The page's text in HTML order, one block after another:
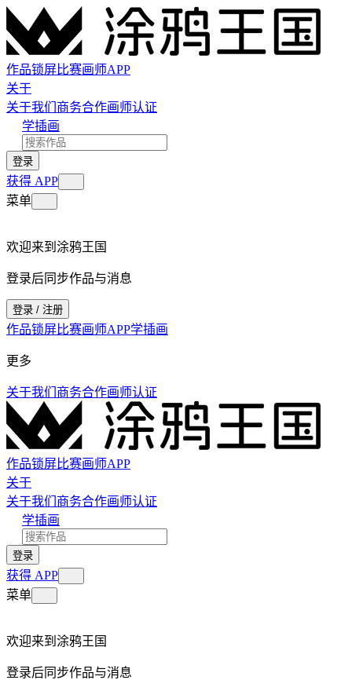
作品锁屏比赛画师APP
关于
关于我们 商务合作画师认证
学插画
登录
获得 APP
菜单
欢迎来到涂鸦王国
登录后同步作品与消息
登录 / 注册
作品锁屏比赛画师APP学插画
更多
关于我们 商务合作画师认证
作品锁屏比赛画师APP
关于
关于我们 商务合作画师认证
学插画
登录
获得 APP
菜单
欢迎来到涂鸦王国
登录后同步作品与消息